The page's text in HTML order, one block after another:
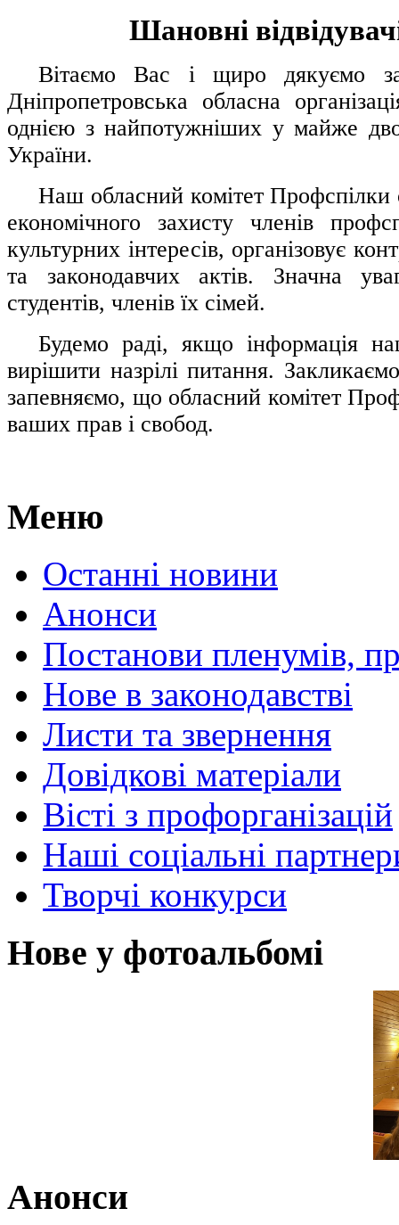
Шановні
Вітаємо Вас і щиро дякуємо за
Дніпропетровська обласна
однією з найпотужніших у майже
України.
Наш обласний комітет Профспілки
економічного захисту членів
культурних інтересів, організовує
та законодавчих актів. Значна
студентів, членів їх сімей.
Будемо раді, якщо інформація
вирішити назрілі питання.
запевняємо, що обласний комітет
ваших прав і свобод.
Меню
Останні новини
Анонси
Постанови пленумів,
Нове в законодавстві
Листи та звернення
Довідкові матеріали
Вісті з профорганізацій
Наші соціальні
Творчі конкурси
Нове у фотоальбомі
Анонси